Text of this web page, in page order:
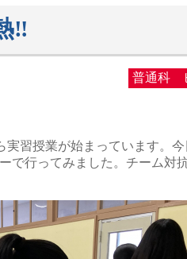
‼
普通科
習授業が始まっています。
で行ってみました。チーム対